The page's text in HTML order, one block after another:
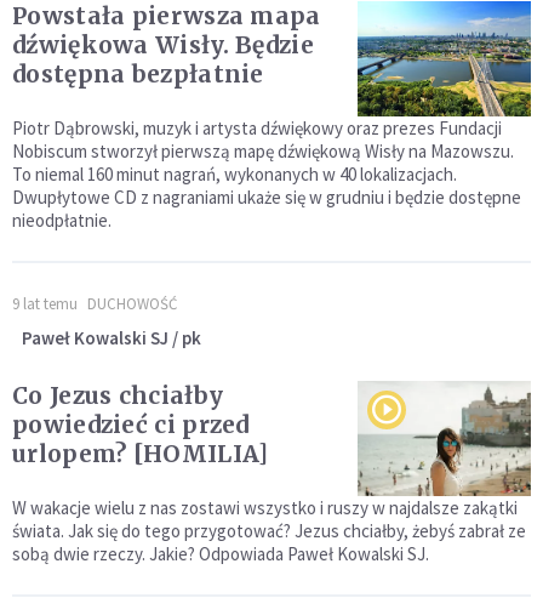
Powstała pierwsza mapa
dźwiękowa Wisły. Będzie
dostępna bezpłatnie
Piotr Dąbrowski, muzyk i artysta dźwiękowy oraz prezes Fundacji
Nobiscum stworzył pierwszą mapę dźwiękową Wisły na Mazowszu.
To niemal 160 minut nagrań, wykonanych w 40 lokalizacjach.
Dwupłytowe CD z nagraniami ukaże się w grudniu i będzie dostępne
nieodpłatnie.
9 lat temu DUCHOWOŚĆ
Paweł Kowalski SJ / pk
Co Jezus chciałby
powiedzieć ci przed
urlopem? [HOMILIA]
W wakacje wielu z nas zostawi wszystko i ruszy w najdalsze zakątki
świata. Jak się do tego przygotować? Jezus chciałby, żebyś zabrał ze
sobą dwie rzeczy. Jakie? Odpowiada Paweł Kowalski SJ.